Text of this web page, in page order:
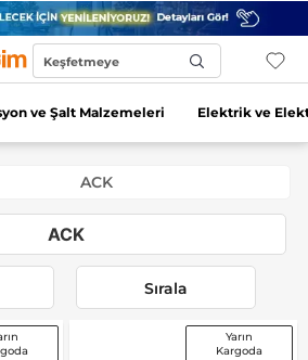
Keşfetmeye
ve Şalt Malzemeleri Elektrik ve
ACK
ACK
Sırala
Yarın
Kargoda